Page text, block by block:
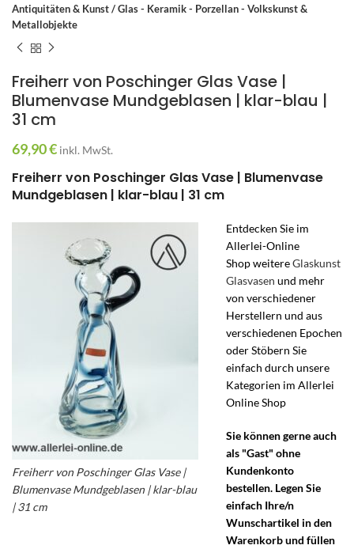
Antiquitäten & Kunst / Glas - Keramik - Porzellan - Volkskunst &
Metallobjekte
Freiherr von Poschinger Glas Vase |
Blumenvase Mundgeblasen | klar-blau |
31 cm
69,90€ inkl. MwSt.
Freiherr von Poschinger Glas Vase | Blumenvase
Mundgeblasen | klar-blau | 31 cm
Freiherr von Poschinger Glas Vase |
Blumenvase Mundgeblasen | klar-blau
| 31 cm
Entdecken Sie im
Allerlei-Online
Shop weitereGlaskunst
Glasvasen und mehr
von verschiedener
Herstellern und aus
verschiedenen Epochen
oder Stöbern Sie
einfach durch unsere
Kategorien im Allerlei
Online Shop
Sie können gerne auch
als "Gast" ohne
Kundenkonto
bestellen. Legen Sie
einfach Ihre/n
Wunschartikel in den
Warenkorb und füllen